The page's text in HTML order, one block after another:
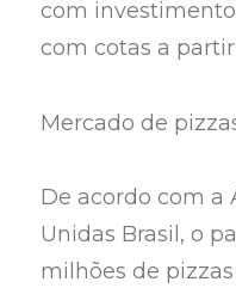
com investimento
com cotas a
Mercado de
De acordo com a
Unidas Brasil, o
milhões de